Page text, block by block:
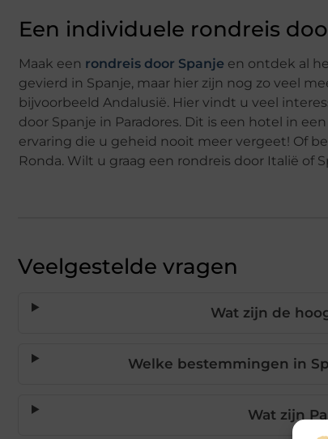
Een individuele rondreis
Maak een rondreis door Spanje en ontdek al
gevierd in Spanje, maar hier zijn nog zo veel
bijvoorbeeld Andalusië. Hier vindt u veel
door Spanje in Paradores. Dit is een hotel in
ervaring die u geheid nooit meer vergeet! Of
Ronda. Wilt u graag een rondreis door Italië of
Veelgestelde vragen
Wat zijn de
Welke bestemmingen in
Wat zijn